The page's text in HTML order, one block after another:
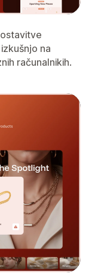
na
računalnikih.